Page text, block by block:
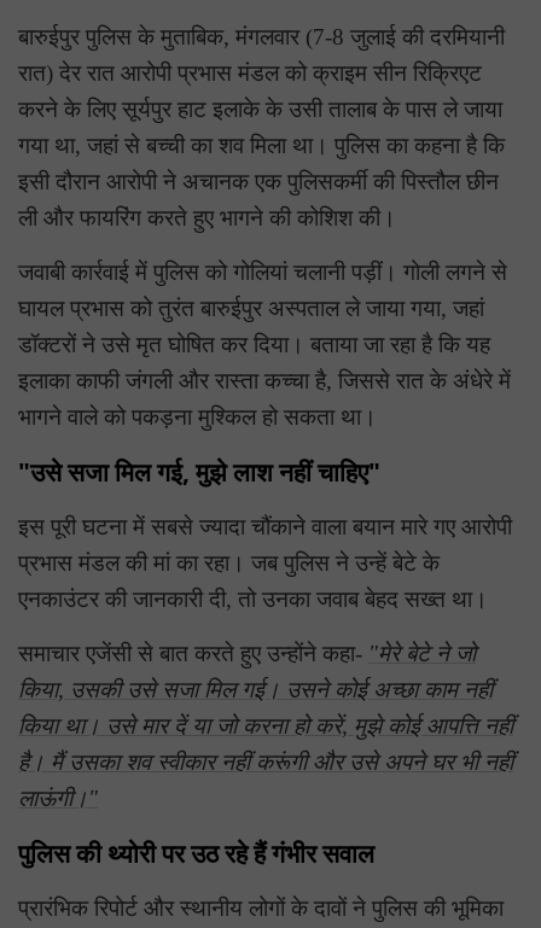
बारुईपुर पुलिस के मुताबिक, मंगलवार (7-8 जुलाई की दरमियानी
रात) देर रात आरोपी प्रभास मंडल को क्राइम सीन रिक्रिएट
करने के लिए सूर्यपुर हाट इलाके के उसी तालाब के पास ले जाया
गया था, जहां से बच्ची का शव मिला था। पुलिस का कहना है कि
इसी दौरान आरोपी ने अचानक एक पुलिसकर्मी की पिस्तौल छीन
ली और फायरिंग करते हुए भागने की कोशिश की।
जवाबी कार्रवाई में पुलिस को गोलियां चलानी पड़ीं। गोली लगने से
घायल प्रभास को तुरंत बारुईपुर अस्पताल ले जाया गया, जहां
डॉक्टरों ने उसे मृत घोषित कर दिया। बताया जा रहा है कि यह
इलाका काफी जंगली और रास्ता कच्चा है, जिससे रात के अंधेरे में
भागने वाले को पकड़ना मुश्किल हो सकता था।
"उसे सजा मिल गई, मुझे लाश नहीं चाहिए"
इस पूरी घटना में सबसे ज्यादा चौंकाने वाला बयान मारे गए आरोपी
प्रभास मंडल की मां का रहा। जब पुलिस ने उन्हें बेटे के
एनकाउंटर की जानकारी दी, तो उनका जवाब बेहद सख्त था।
समाचार एजेंसी से बात करते हुए उन्होंने कहा- "मेरे बेटे ने जो
किया, उसकी उसे सजा मिल गई। उसने कोई अच्छा काम नहीं
किया था। उसे मार दें या जो करना हो करें, मुझे कोई आपत्ति नहीं
है। मैं उसका शव स्वीकार नहीं करूंगी और उसे अपने घर भी नहीं
लाऊंगी।"
पुलिस की थ्योरी पर उठ रहे हैं गंभीर सवाल
प्रारंभिक रिपोर्ट और स्थानीय लोगों के दावों ने पुलिस की भूमिका